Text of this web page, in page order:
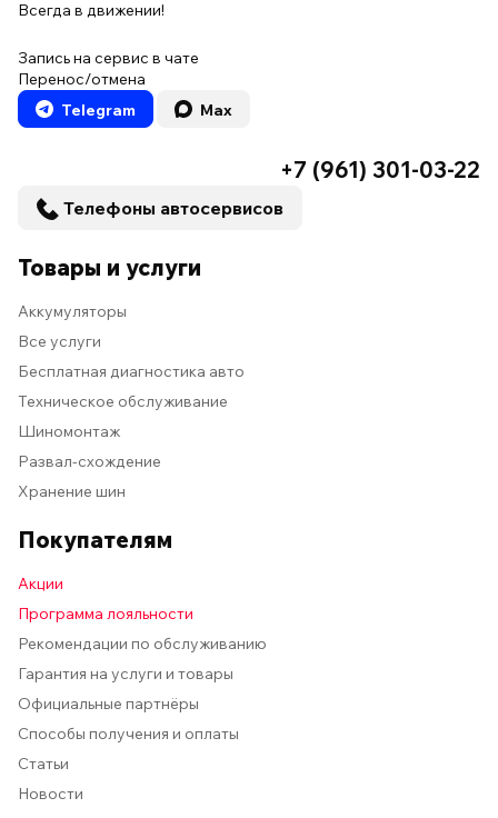
Всегда в движении!
Запись на сервис в чате
Перенос/отмена
Telegram
Max
+7 (961) 301-03-22
Телефоны автосервисов
Товары и услуги
Аккумуляторы
Все услуги
Бесплатная диагностика авто
Техническое обслуживание
Шиномонтаж
Развал-схождение
Хранение шин
Покупателям
Акции
Программа лояльности
Рекомендации по обслуживанию
Гарантия на услуги и товары
Официальные партнёры
Способы получения и оплаты
Статьи
Новости